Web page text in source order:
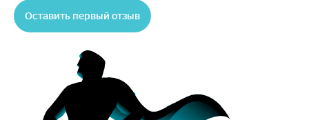
Оставить первый отзыв